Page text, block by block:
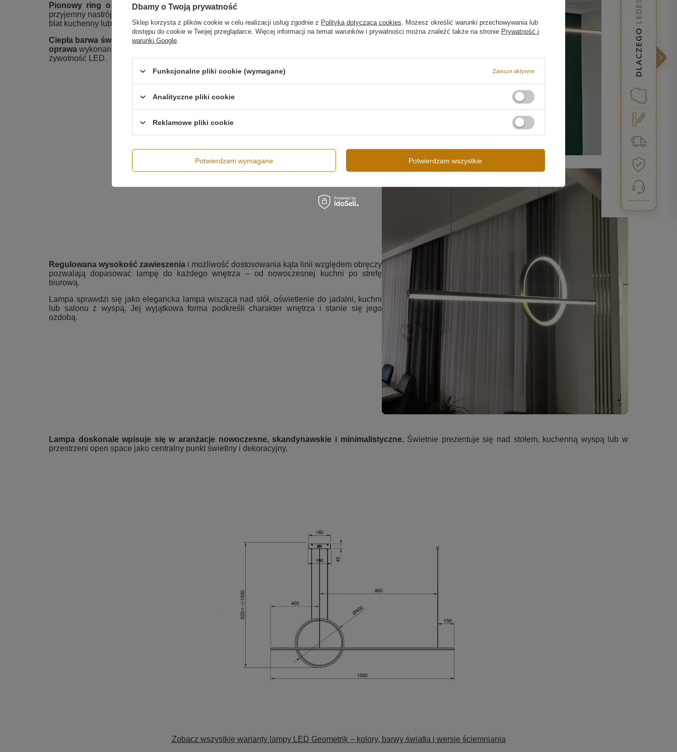
Pionowy ring o średnicy 40 cmemituje subtelne światło do wnętrza oprawy, tworząc
przyjemny nastrój.
blat kuchenny lub miejsce pracy.
Ciepła barwa światła 3000Ksprzyja relaksowi i tworzy przytulną atmosferę.
oprawa wykonana z aluminium jest trwała, lekka i skutecznie odprowadza ciepło, co wydłuża
żywotność LED.
Regulowana wysokość zawieszenia i możliwość dostosowania kąta linii względem obręczy
pozwalają dopasować lampę do każdego wnętrza – od nowoczesnej kuchni po strefę
biurową.
Lampa sprawdzi się jako elegancka lampa wisząca nad stół, oświetlenie do jadalni, kuchni
lub salonu z wyspą. Jej wyjątkowa forma podkreśli charakter wnętrza i stanie się jego
ozdobą.
Lampa doskonale wpisuje się w aranżacje nowoczesne, skandynawskie i minimalistyczne.Świetnie prezentuje się nad stołem, kuchenną wyspą lub w
przestrzeni open space jako centralny punkt świetlny i dekoracyjny.
Zobacz wszystkie warianty lampy LED Geometrik – kolory, barwy światła i wersje ściemniania
Dbamy o Twoją prywatność
Sklep korzysta z plików cookie w celu realizacji usług zgodnie z Polityką dotyczącą cookies . Możesz określić warunki przechowywania lub
dostępu do cookie w Twojej przeglądarce. Więcej informacji na temat warunków i prywatności można znaleźć także na stronie Prywatność i
warunki Google
Funkcjonalne pliki cookie (wymagane) Zawsze aktywne
Analityczne pliki cookie
Reklamowe pliki cookie
Potwierdzam wymagane Potwierdzam wszystkie